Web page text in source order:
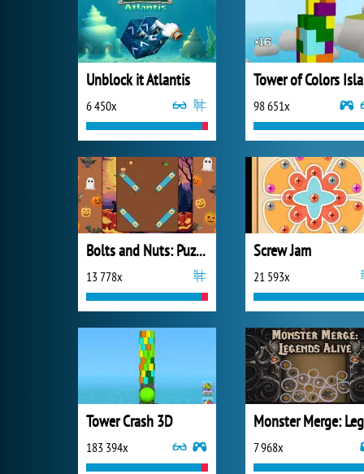
Unblock it Atlantis
6 450x 98 651x
Bolts and Nuts: Puzzle
13 778x
Screw Jam
21 593x
Tower Crash 3D
183 394x 7 968x